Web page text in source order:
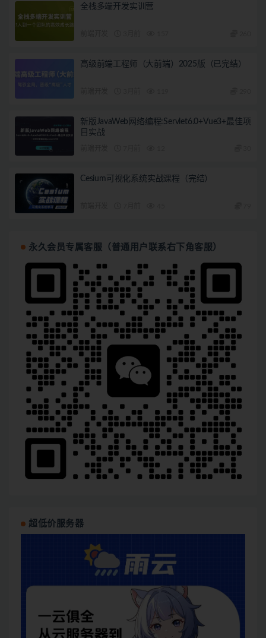
全栈多端开发实训营
高级前端工程师（大前端）2025版（已完结）
新版JavaWeb网络编程:Servlet6.0+Vue3+最佳项
目实战
Cesium可视化系统实战课程（完结）
永久会员专属客服（普通用户联系右下角客服）
超低价服务器